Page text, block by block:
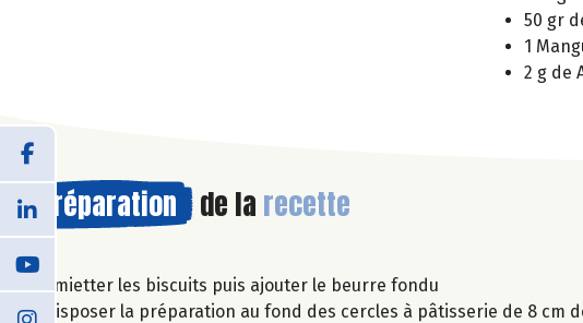
50 gr
1
2 g de
Préparation de la recette
Émietter les biscuits puis ajouter le beurre fondu
Disposer la préparation au fond des cercles à pâtisserie de 8